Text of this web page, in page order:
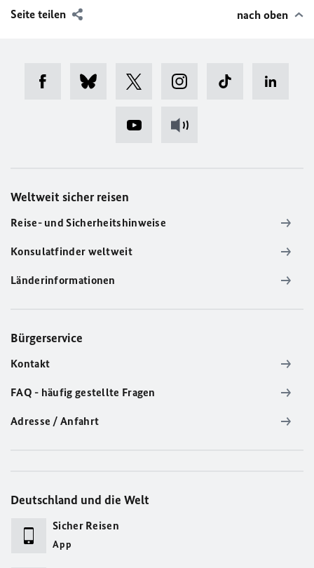
Seite teilen nach oben
Weltweit sicher reisen
Reise- und Sicherheitshinweise
Konsulatfinder weltweit
Länderinformationen
Bürgerservice
Kontakt
FAQ - häufig gestellte Fragen
Adresse / Anfahrt
Deutschland und die Welt
Sicher Reisen
App